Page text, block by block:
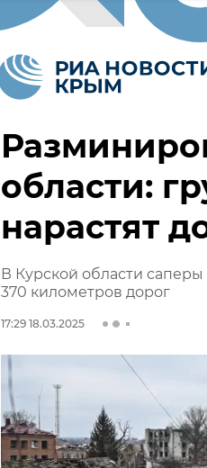
области:
нарастят
В Курской области
370 километров дорог
17:29 18.03.2025